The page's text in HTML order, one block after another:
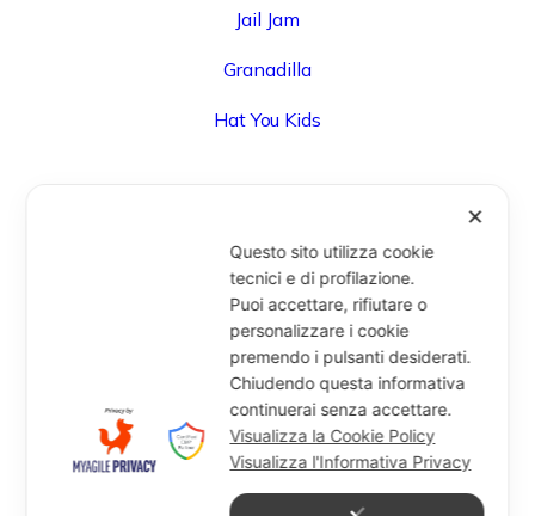
Jail Jam
Granadilla
Hat You Kids
Via Degli Speziali, 161 (Blocco 32 Centergross) -
40050 Funo di Argelato (BO) - Italy
info@miragesrl.com
+39 051 8651711
✕
Questo sito utilizza cookie
tecnici e di profilazione.
Puoi accettare, rifiutare o
personalizzare i cookie
premendo i pulsanti desiderati.
Chiudendo questa informativa
continuerai senza accettare.
Visualizza la Cookie Policy
Visualizza l'Informativa Privacy